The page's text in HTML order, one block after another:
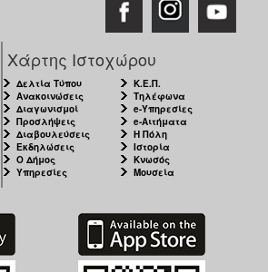
Χάρτης Ιστοχώρου
Δελτία Τύπου
Ανακοινώσεις
Διαγωνισμοί
Προσλήψεις
Διαβουλεύσεις
Εκδηλώσεις
Ο Δήμος
Υπηρεσίες
Κ.Ε.Π.
Τηλέφωνα
e-Υπηρεσίες
e-Αιτήματα
Η Πόλη
Ιστορία
Κνωσός
Μουσεία